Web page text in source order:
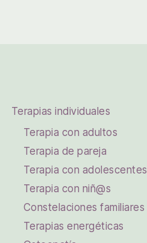
Terapias individuales
Terapia con adultos
Terapia de pareja
Terapia con adolescentes
Terapia con niñ@s
Constelaciones familiares
Terapias energéticas